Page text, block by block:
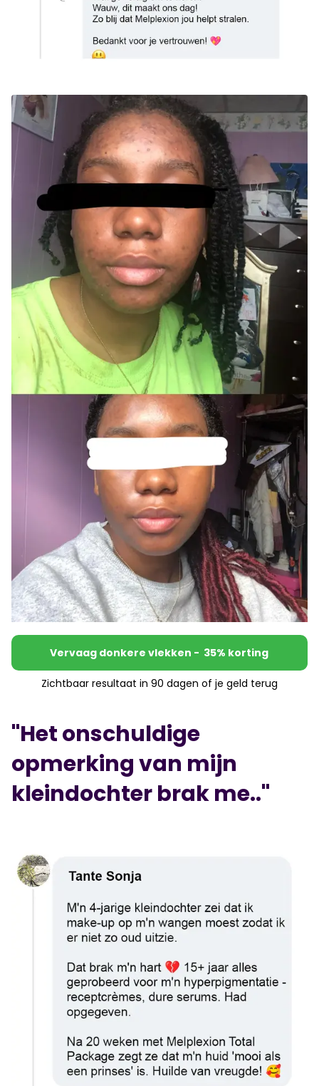
Vervaag donkere vlekken - 35% korting
Zichtbaar resultaat in 90 dagen of je geld terug
"Het onschuldige
opmerking van mijn
kleindochter brak me.."